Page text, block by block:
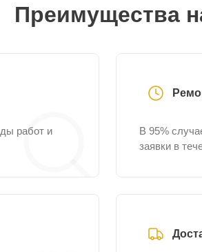
Преимущества
работ и
В 95%
заявки в